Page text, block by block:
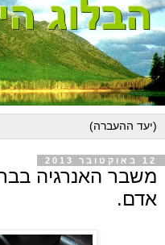
12 באוקטובר 2013
משבר האנרגיה
אדם.